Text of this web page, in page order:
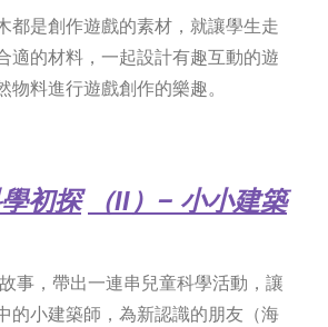
都是創作遊戲的素材，就讓學生走
適的材料，一起設計有趣互動的遊
物料進行遊戲創作的樂趣。
初探 （II） – 小小建築
事，帶出一連串兒童科學活動，讓
的小建築師，為新認識的朋友（海